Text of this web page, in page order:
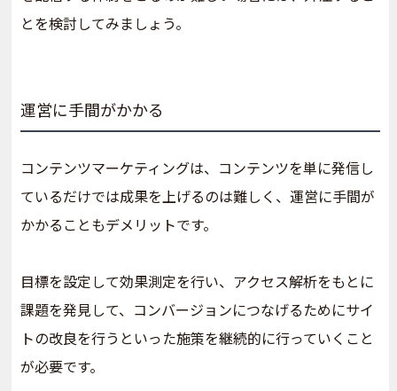
とを検討してみましょう。
運営に手間がかかる
コンテンツマーケティングは、コンテンツを単に発信し
ているだけでは成果を上げるのは難しく、運営に手間が
かかることもデメリットです。
目標を設定して効果測定を行い、アクセス解析をもとに
課題を発見して、コンバージョンにつなげるためにサイ
トの改良を行うといった施策を継続的に行っていくこと
が必要です。